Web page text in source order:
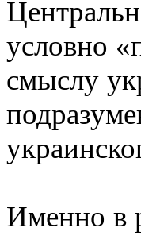
условно
смыслу
Именно в